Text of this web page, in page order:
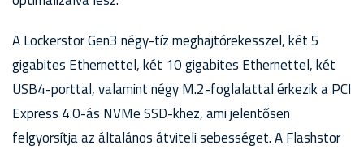
A Lockerstor Gen3 négy-tíz meghajtórekesszel, két 5
gigabites Ethernettel, két 10 gigabites Ethernettel, két
USB4-porttal, valamint négy M.2-foglalattal érkezik a PCI
Express 4.0-ás NVMe SSD-khez, ami jelentősen
felgyorsítja az általános átviteli sebességet. A Flashstor